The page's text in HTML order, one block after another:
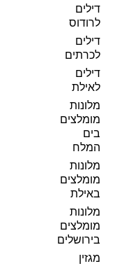
דילים
לרודוס
דילים
לכרתים
דילים
לאילת
מלונות
מומלצים
בים
המלח
מלונות
מומלצים
באילת
מלונות
מומלצים
בירושלים
מגזין